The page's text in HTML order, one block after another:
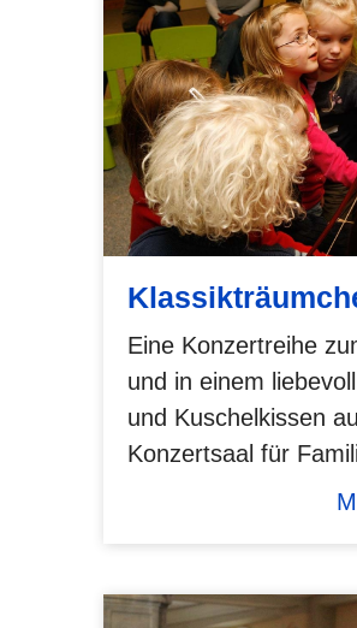
Eine Konzertreihe
und in einem
und Kuschelkissen
Konzertsaal für